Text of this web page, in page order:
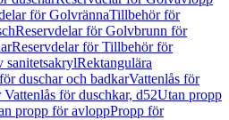
för GolvrännaTillbehör för
Reservdelar för Golvbrunn för
Reservdelar för Tillbehör för
sanitetsakrylRektangulära
duschar och badkarVattenlås för
för duschkar, d52Utan propp
propp för avloppPropp för